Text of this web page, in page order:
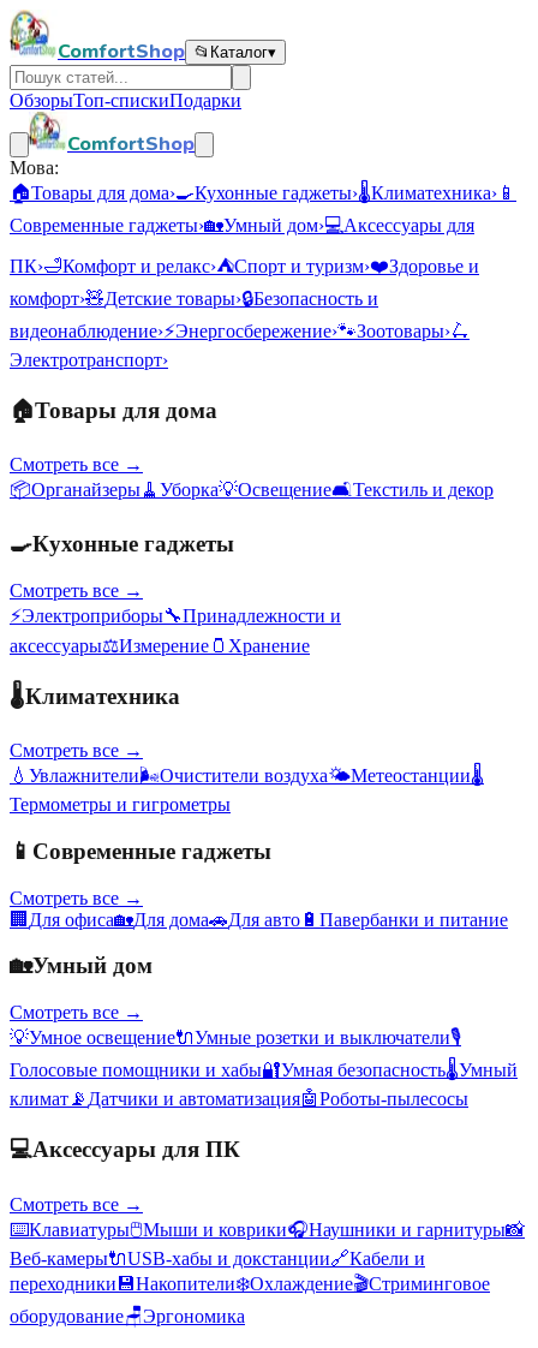
ComfortShop 📂 Каталог▾
ОбзорыТоп-спискиПодарки
ComfortShop
Мова:
🏠Товары для дома›🍳Кухонные гаджеты›🌡️Климатехника› 📱
Современные гаджеты›🏡Умный дом›💻Аксессуары для
ПК›🛁Комфорт и релакс›⛺Спорт и туризм›❤️Здоровье и
комфорт›🧸Детские товары›🔒Безопасность и
видеонаблюдение›⚡Энергосбережение›🐾Зоотовары›🛴
Электротранспорт›
🏠Товары для дома
Смотреть все →
📦Органайзеры🧹 Уборка💡Освещение🛋️Текстиль и декор
🍳Кухонные гаджеты
Смотреть все →
⚡Электроприборы🔧Принадлежности и
аксессуары⚖️Измерение 🫙 Хранение
🌡️Климатехника
Смотреть все →
💧 Увлажнители🌬️Очистители воздуха🌤️Метеостанции🌡️
Термометры и гигрометры
📱 Современные гаджеты
Смотреть все →
🏢 Для офиса🏡Для дома🚗Для авто 🔋 Павербанки и питание
🏡Умный дом
Смотреть все →
💡Умное освещение🔌Умные розетки и выключатели🎙️
Голосовые помощники и хабы🔐Умная безопасность🌡️Умный
климат 📡 Датчики и автоматизация🤖Роботы-пылесосы
💻Аксессуары для ПК
Смотреть все →
⌨️Клавиатуры🖱️Мыши и коврики🎧Наушники и гарнитуры📸
Веб-камеры🔌USB-хабы и докстанции🔗Кабели и
переходники 💾Накопители❄️Охлаждение🎬Стриминговое
оборудование🪑Эргономика